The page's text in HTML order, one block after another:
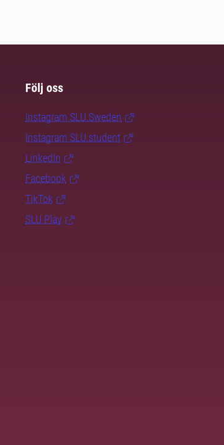
Följ oss
Instagram SLU.Sweden
Instagram SLU.student
LinkedIn
Facebook
TikTok
SLU Play